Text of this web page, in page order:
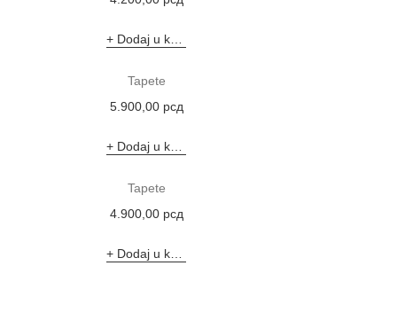
Dodaj u korpu
Tapete
5.900,00 рсд
Dodaj u korpu
Tapete
4.900,00 рсд
Dodaj u korpu